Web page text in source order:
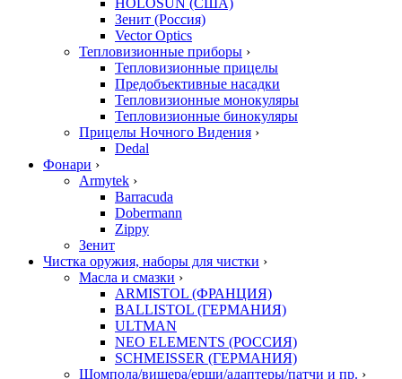
HOLOSUN (США)
Зенит (Россия)
Vector Optics
Тепловизионные приборы ›
Тепловизионные прицелы
Предобъективные насадки
Тепловизионные монокуляры
Тепловизионные бинокуляры
Прицелы Ночного Видения ›
Dedal
Фонари ›
Armytek ›
Barracuda
Dobermann
Zippy
Зенит
Чистка оружия, наборы для чистки ›
Масла и смазки ›
ARMISTOL (ФРАНЦИЯ)
BALLISTOL (ГЕРМАНИЯ)
ULTMAN
NEO ELEMENTS (РОССИЯ)
SCHMEISSER (ГЕРМАНИЯ)
Шомпола/вишера/ерши/адаптеры/патчи и пр. ›